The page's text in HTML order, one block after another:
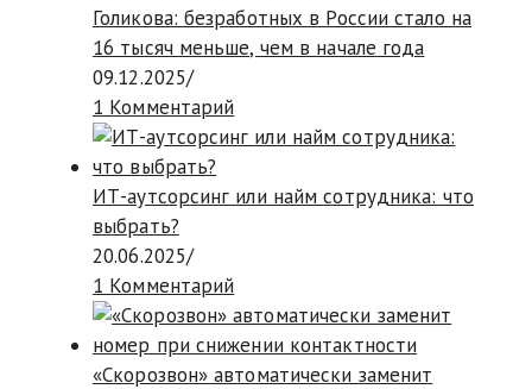
Голикова: безработных в России стало на
16 тысяч меньше, чем в начале года
09.12.2025/
1 Комментарий
ИТ-аутсорсинг или найм сотрудника: что
выбрать?
20.06.2025/
1 Комментарий
«Скорозвон» автоматически заменит